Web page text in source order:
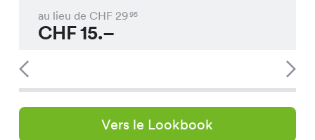
au lieu de CHF 2995
CHF15.–
Vers le Lookbook